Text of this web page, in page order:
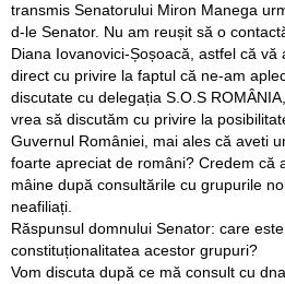
transmis Senatorului Miron Manega
d-le Senator. Nu am reușit să o
Diana Iovanovici-Șoșoacă, astfel că
direct cu privire la faptul că ne-am
discutate cu delegația S.O.S
vrea să discutăm cu privire la
Guvernul României, mai ales că aveti
foarte apreciat de români? Credem că
mâine după consultările cu grupurile
neafiliați.
Răspunsul domnului Senator: care
constituționalitatea acestor grupuri?
Vom discuta după ce mă consult cu